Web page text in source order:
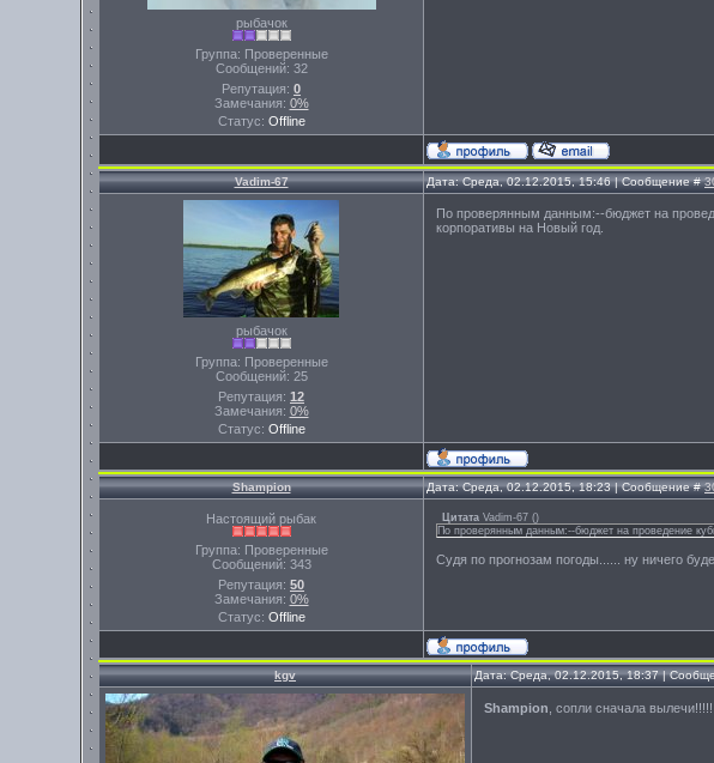
рыбачок
Группа: Проверенные
Сообщений: 32
Репутация: 0
Замечания: 0%
Статус: Offline
Vadim-67 Дата: Среда, 02.12.2015, 15:46 | Сообщение #
рыбачок
Группа: Проверенные
Сообщений: 25
Репутация: 12
Замечания: 0%
Статус: Offline
По проверянным данным:--бюджет на
корпоративы на Новый год.
Shampion Дата: Среда, 02.12.2015, 18:23 | Сообщение #
Настоящий рыбак
Группа: Проверенные
Сообщений: 343
Репутация: 50
Замечания: 0%
Статус: Offline
Цитата Vadim-67 ()
По проверянным данным:--бюджет на проведение
Судя по прогнозам погоды...... ну ничего
kgv Дата: Среда, 02.12.2015, 18:37 |
Shampion , сопли сначала вылечи!!!!!